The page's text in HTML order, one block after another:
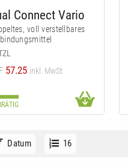
Connect Vario
voll verstellbares
57.25 inkl. MwSt
Datum 16